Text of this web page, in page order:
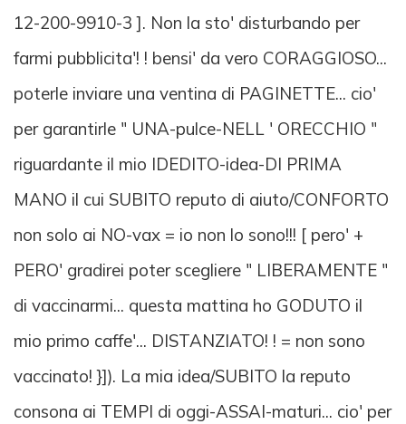
12-200-9910-3 ]. Non la sto' disturbando per
farmi pubblicita'! ! bensi' da vero CORAGGIOSO...
poterle inviare una ventina di PAGINETTE... cio'
per garantirle " UNA-pulce-NELL ' ORECCHIO "
riguardante il mio IDEDITO-idea-DI PRIMA
MANO il cui SUBITO reputo di aiuto/CONFORTO
non solo ai NO-vax = io non lo sono!!! [ pero' +
PERO' gradirei poter scegliere " LIBERAMENTE "
di vaccinarmi... questa mattina ho GODUTO il
mio primo caffe'... DISTANZIATO! ! = non sono
vaccinato! }]). La mia idea/SUBITO la reputo
consona ai TEMPI di oggi-ASSAI-maturi... cio' per